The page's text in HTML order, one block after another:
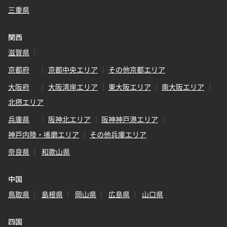
三重県
関西
滋賀県
京都府
京都中央エリア
その他京都エリア
大阪府
大阪湾岸エリア 東大阪エリア
南大阪エリア
北摂エリア
兵庫県
阪神北エリア
阪神神戸港エリア
神戸内陸・播磨エリア
その他兵庫エリア
奈良県
和歌山県
中国
鳥取県
島根県 岡山県 広島県 山口県
四国